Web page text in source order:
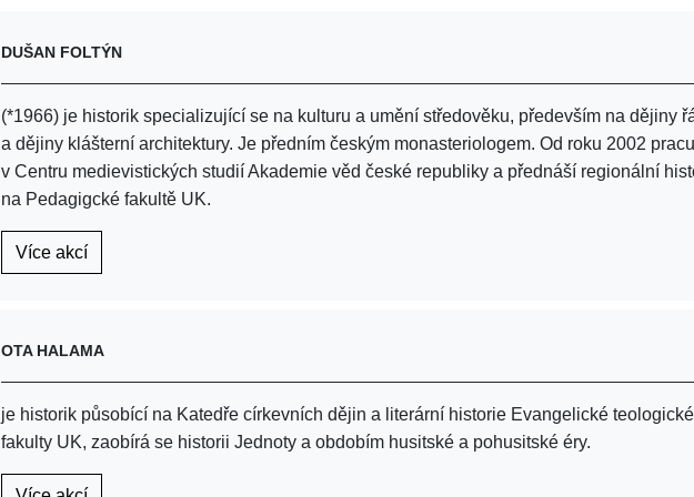
DUŠAN FOLTÝN
(*1966) je historik specializující se na kulturu a umění středověku, především na dějiny
a dějiny klášterní architektury. Je předním českým monasteriologem. Od roku 2002
v Centru medievistických studií Akademie věd české republiky a přednáší regionální
na Pedagigcké fakultě UK.
Více akcí
OTA HALAMA
je historik působící na Katedře církevních dějin a literární historie Evangelické teologické
fakulty UK, zaobírá se historii Jednoty a obdobím husitské a pohusitské éry.